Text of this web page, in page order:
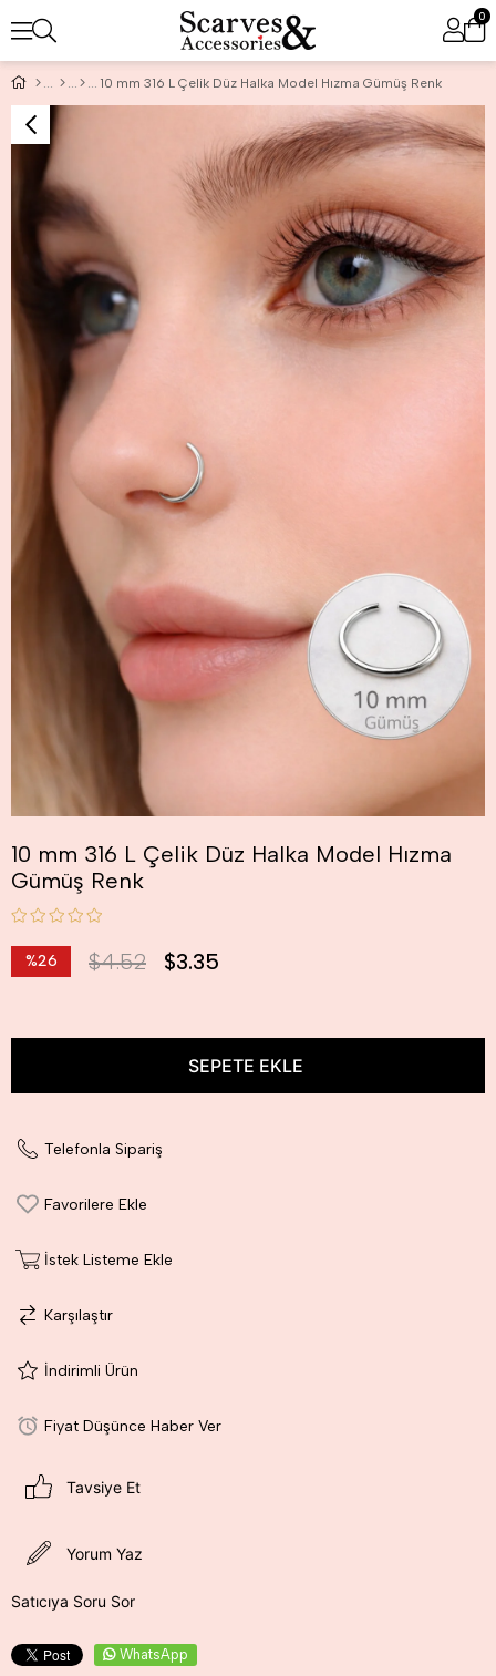
0
10 mm 316 L Çelik Düz Halka Model Hızma Gümüş Renk
10 mm 316 L Çelik Düz Halka Model Hızma
Gümüş Renk
%26
$4.52 $3.35
Telefonla Sipariş
Favorilere Ekle
İstek Listeme Ekle
Karşılaştır
İndirimli Ürün
Fiyat Düşünce Haber Ver
Tavsiye Et
Yorum Yaz
Satıcıya Soru Sor
WhatsApp